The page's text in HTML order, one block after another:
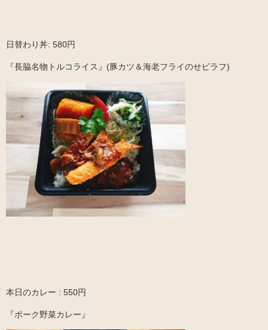
日替わり丼: 580円
『長脇名物トルコライス』(豚カツ＆海老フライのせピラフ)
本日のカレー : 550円
『ポーク野菜カレー』